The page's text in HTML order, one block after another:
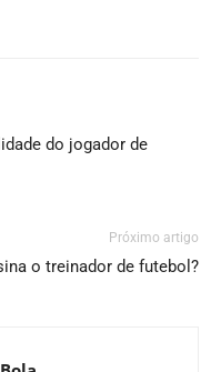
do jogador de
Próximo artigo
o treinador de futebol?